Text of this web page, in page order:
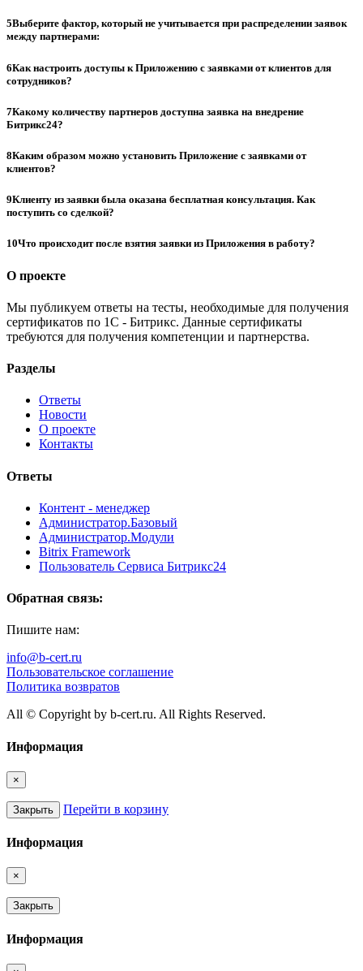
5Выберите фактор, который не учитывается при распределении заявок
между партнерами:
6Как настроить доступы к Приложению с заявками от клиентов для
сотрудников?
7Какому количеству партнеров доступна заявка на внедрение
Битрикс24?
8Каким образом можно установить Приложение с заявками от
клиентов?
9Клиенту из заявки была оказана бесплатная консультация. Как
поступить со сделкой?
10Что происходит после взятия заявки из Приложения в работу?
О проекте
Мы публикуем ответы на тесты, необходимые для получения
сертификатов по 1С - Битрикс. Данные сертификаты
требуются для получения компетенции и партнерства.
Разделы
Ответы
Новости
О проекте
Контакты
Ответы
Контент - менеджер
Администратор.Базовый
Администратор.Модули
Bitrix Framework
Пользователь Сервиса Битрикс24
Обратная связь:
Пишите нам:
info@b-cert.ru
Пользовательское соглашение
Политика возвратов
All © Copyright by b-cert.ru. All Rights Reserved.
Информация
×
Закрыть Перейти в корзину
Информация
×
Закрыть
Информация